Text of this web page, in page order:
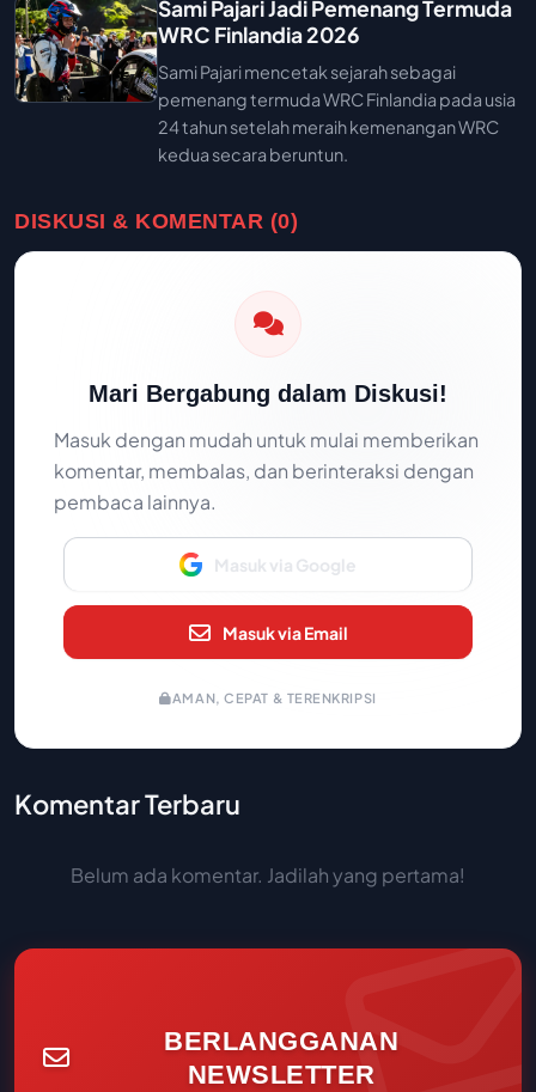
Sami Pajari Jadi Pemenang Termuda
WRC Finlandia 2026
Sami Pajari mencetak sejarah sebagai
pemenang termuda WRC Finlandia pada usia
24 tahun setelah meraih kemenangan WRC
kedua secara beruntun.
DISKUSI & KOMENTAR (0)
Mari Bergabung dalam Diskusi!
Masuk dengan mudah untuk mulai memberikan
komentar, membalas, dan berinteraksi dengan
pembaca lainnya.
Masuk via Google
Masuk via Email
AMAN, CEPAT & TERENKRIPSI
Komentar Terbaru
Belum ada komentar. Jadilah yang pertama!
BERLANGGANAN
NEWSLETTER